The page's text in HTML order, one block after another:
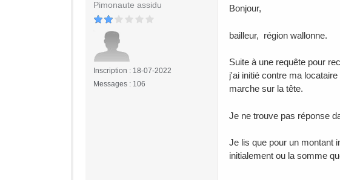
Pimonaute assidu
Inscription : 18-07-2022
Messages : 106
Bonjour,
bailleur, région wallonne.
Suite à une requête pour
j'ai initié contre ma
marche sur la tête.
Je ne trouve pas réponse
Je lis que pour un montant
initialement ou la somme